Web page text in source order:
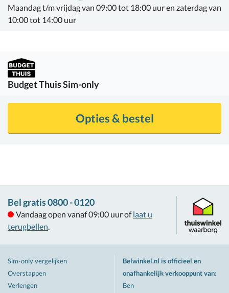
Maandag t/m vrijdag van 09:00 tot 18:00 uur en zaterdag van
10:00 tot 14:00 uur
Budget ThuisSim-only
Opties & bestel
Bel gratis 0800 - 0120
Vandaag open vanaf 09:00 uur of laat u
terugbellen.
Sim-only vergelijken
Overstappen
Verlengen
Belwinkel.nl is officieel en
onafhankelijk verkooppunt van:
Ben